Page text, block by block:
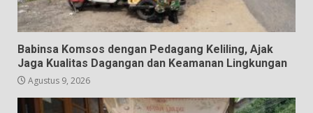
Babinsa Komsos dengan Pedagang Keliling, Ajak
Jaga Kualitas Dagangan dan Keamanan Lingkungan
Agustus 9, 2026